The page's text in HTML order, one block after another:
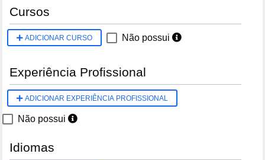
Cursos
ADICIONAR CURSO Não possui
Experiência Profissional
ADICIONAR EXPERIÊNCIA PROFISSIONAL
Não possui
Idiomas